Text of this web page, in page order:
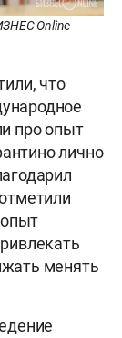
Online
что
про опыт
лично
менять